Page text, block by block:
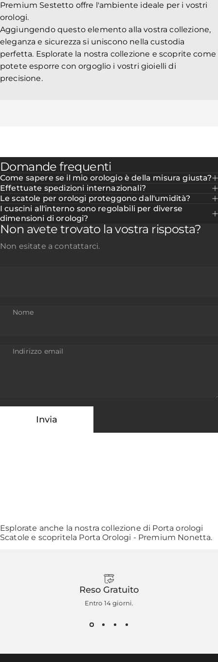
Premium Sestetto offre l'ambiente ideale per i vostri
orologi.
Aggiungendo questo elemento alla vostra collezione,
eleganza e sicurezza si uniscono nella custodia
perfetta. Esplorate la nostra collezione e scoprite come
potete esporre con orgoglio i vostri gioielli di
precisione.
Domande frequenti
Come sapere se il mio orologio è della misura giusta?
Effettuate spedizioni internazionali?
Le scatole per orologi proteggono dall'umidità?
I cuscini all'interno sono regolabili per diverse
dimensioni di orologi?
Non avete trovato la vostra risposta?
Non esitate a contattarci.
Nome
Indirizzo email
Invia
Esplorate anche la nostra collezione di Porta orologi
Scatole e scopritela Porta Orologi - Premium Nonetta.
Reso Gratuito
Entro 14 giorni.